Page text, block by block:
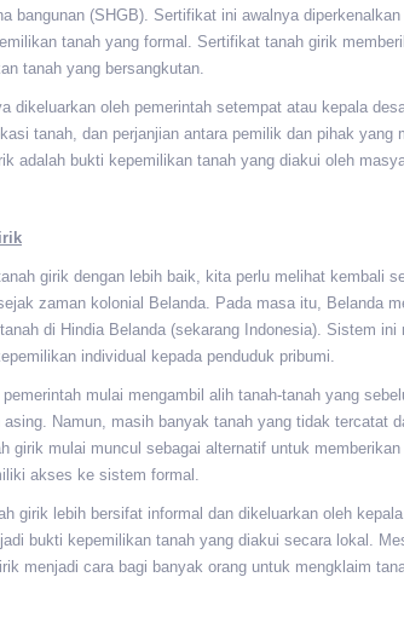
bangunan (SHGB). Sertifikat ini awalnya
tanah yang formal. Sertifikat tanah girik
tanah yang bersangkutan.
dikeluarkan oleh pemerintah setempat atau kepala
tanah, dan perjanjian antara pemilik dan pihak yang
adalah bukti kepemilikan tanah yang diakui oleh
girik dengan lebih baik, kita perlu melihat kembali
zaman kolonial Belanda. Pada masa itu, Belanda
di Hindia Belanda (sekarang Indonesia). Sistem
individual kepada penduduk pribumi.
mulai mengambil alih tanah-tanah yang
asing. Namun, masih banyak tanah yang tidak tercatat
girik mulai muncul sebagai alternatif untuk
akses ke sistem formal.
girik lebih bersifat informal dan dikeluarkan oleh
bukti kepemilikan tanah yang diakui secara lokal.
menjadi cara bagi banyak orang untuk mengklaim